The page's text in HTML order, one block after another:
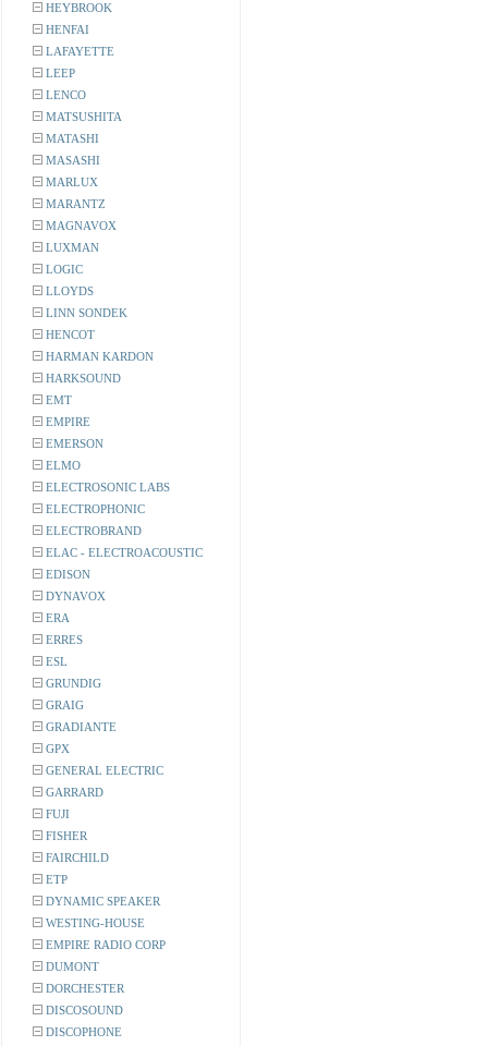
HEYBROOK
HENFAI
LAFAYETTE
LEEP
LENCO
MATSUSHITA
MATASHI
MASASHI
MARLUX
MARANTZ
MAGNAVOX
LUXMAN
LOGIC
LLOYDS
LINN SONDEK
HENCOT
HARMAN KARDON
HARKSOUND
EMT
EMPIRE
EMERSON
ELMO
ELECTROSONIC LABS
ELECTROPHONIC
ELECTROBRAND
ELAC - ELECTROACOUSTIC
EDISON
DYNAVOX
ERA
ERRES
ESL
GRUNDIG
GRAIG
GRADIANTE
GPX
GENERAL ELECTRIC
GARRARD
FUJI
FISHER
FAIRCHILD
ETP
DYNAMIC SPEAKER
WESTING-HOUSE
EMPIRE RADIO CORP
DUMONT
DORCHESTER
DISCOSOUND
DISCOPHONE